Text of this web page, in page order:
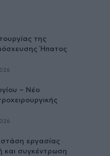
της
Ήπατος
– Νέο
εργασίας
και συγκέντρωση